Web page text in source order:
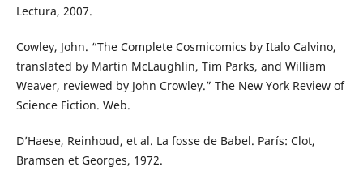
Lectura, 2007.
Cowley, John. “The Complete Cosmicomics by Italo Calvino,
translated by Martin McLaughlin, Tim Parks, and William
Weaver, reviewed by John Crowley.” The New York Review of
Science Fiction. Web.
D’Haese, Reinhoud, et al. La fosse de Babel. París: Clot,
Bramsen et Georges, 1972.